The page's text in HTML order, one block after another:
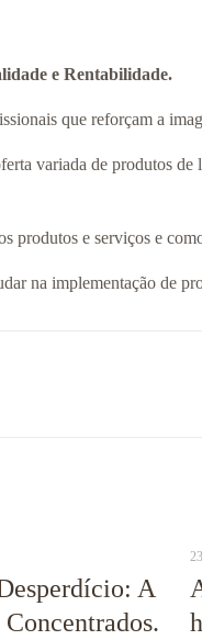
e Rentabilidade.
que reforçam a
variada de produtos de
produtos e serviços e
na implementação de
A